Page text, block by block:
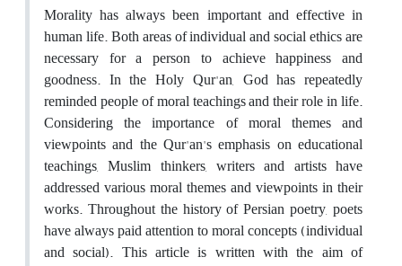
Morality has always been important and effective in
human life. Both areas of individual and social ethics are
necessary for a person to achieve happiness and
goodness. In the Holy Qur'an, God has repeatedly
reminded people of moral teachings and their role in life.
Considering the importance of moral themes and
viewpoints and the Qur'an's emphasis on educational
teachings, Muslim thinkers, writers and artists have
addressed various moral themes and viewpoints in their
works. Throughout the history of Persian poetry, poets
have always paid attention to moral concepts (individual
and social). This article is written with the aim of